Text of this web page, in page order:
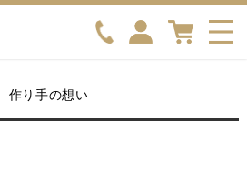
作り手の想い